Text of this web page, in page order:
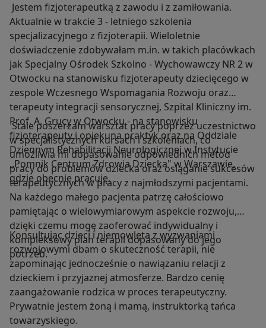
Jestem fizjoterapeutką z zawodu i z zamiłowania.
Aktualnie w trakcie 3 - letniego szkolenia
specjalizacyjnego z fizjoterapii. Wieloletnie
doświadczenie zdobywałam m.in. w takich placówkach
jak Specjalny Ośrodek Szkolno - Wychowawczy NR 2 w
Otwocku na stanowisku fizjoterapeuty dziecięcego w
zespole Wczesnego Wspomagania Rozwoju oraz
terapeuty integracji sensorycznej, Szpital Kliniczny im.
Prof. A. Grucy w Otwocku - na stanowisku
fizjoterapeuty i opiekuna praktyk oraz na Oddziale
Dziennym Rehabilitacji Neurologicznej w Instytucie
,,Pomnik Centrum Zdrowia Dziecka" w Warszawie,
gdzie obecnie pracuję.
Stale poszerzam warsztat pracy poprzez uczestnictwo
w specjalistycznych kursach i szkoleniach, co
umożliwia mi dopasowanie odpowiednich metod
pracy do problemów dziecka oraz osiąganie sukcesów
terapeutycznych w pracy z najmłodszymi pacjentami.
Na każdego małego pacjenta patrzę całościowo
pamiętając o wielowymiarowym aspekcie rozwoju,
dzięki czemu mogę zaoferować indywidualny i
kompleksowy plan terapii dopasowany do jego
potrzeb.
Konsultując dzieci i niemowlęta z wyzwaniami
rozwojowymi dbam o skuteczność terapii, nie
zapominając jednocześnie o nawiązaniu relacji z
dzieckiem i przyjaznej atmosferze. Bardzo cenię
zaangażowanie rodzica w proces terapeutyczny.
Prywatnie jestem żoną i mamą, instruktorką tańca
towarzyskiego.